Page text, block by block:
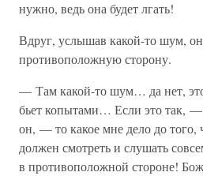
нужно, ведь она будет лгать!
Вдруг, услышав какой-то шум,
противоположную сторону.
— Там какой-то шум… да нет,
бьет копытами… Если это так,
он, — то какое мне дело до того,
должен смотреть и слушать
в противоположной стороне!